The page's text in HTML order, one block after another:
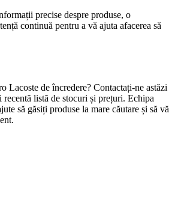
precise despre produse, o
continuă pentru a vă ajuta afacerea să
Lacoste de încredere? Contactați-ne astăzi
recentă listă de stocuri și prețuri. Echipa
să găsiți produse la mare căutare și să vă